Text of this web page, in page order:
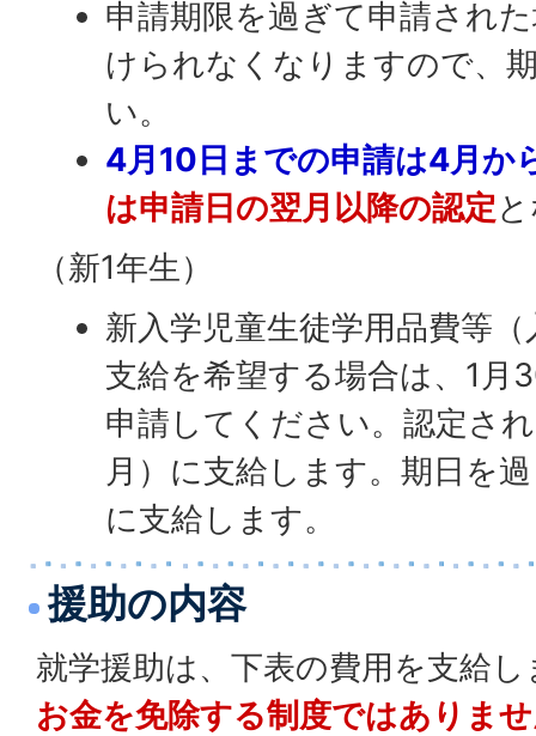
申請期限を過ぎて申請され
けられなくなりますので、
い。
4月10日までの申請は4月か
は申請日の翌月以降の認定
（新1年生）
新入学児童生徒学用品費等
支給を希望する場合は、1月
申請してください。認定さ
月）に支給します。期日を
に支給します。
援助の内容
就学援助は、下表の費用を支給し
お金を免除する制度ではありま